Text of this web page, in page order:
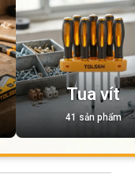
Tua vít
41 sản phẩm